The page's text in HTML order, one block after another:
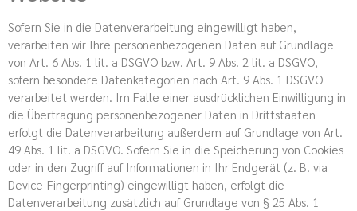
Sofern Sie in die Datenverarbeitung eingewilligt haben,
verarbeiten wir Ihre personenbezogenen Daten auf Grundlage
von Art. 6 Abs. 1 lit. a DSGVO bzw. Art. 9 Abs. 2 lit. a DSGVO,
sofern besondere Datenkategorien nach Art. 9 Abs. 1 DSGVO
verarbeitet werden. Im Falle einer ausdrücklichen Einwilligung in
die Übertragung personenbezogener Daten in Drittstaaten
erfolgt die Datenverarbeitung außerdem auf Grundlage von Art.
49 Abs. 1 lit. a DSGVO. Sofern Sie in die Speicherung von Cookies
oder in den Zugriff auf Informationen in Ihr Endgerät (z. B. via
Device-Fingerprinting) eingewilligt haben, erfolgt die
Datenverarbeitung zusätzlich auf Grundlage von § 25 Abs. 1